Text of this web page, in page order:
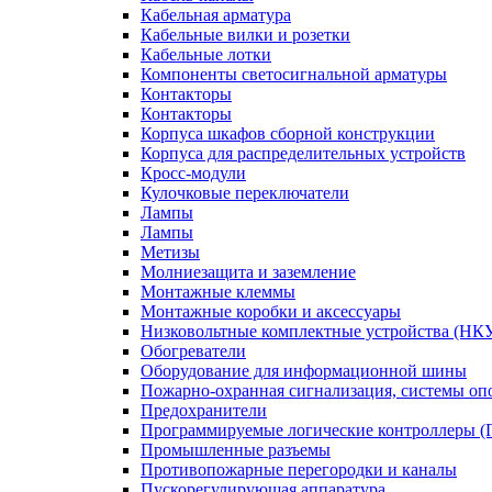
Кабельная арматура
Кабельные вилки и розетки
Кабельные лотки
Компоненты светосигнальной арматуры
Контакторы
Контакторы
Корпуса шкафов сборной конструкции
Корпуса для распределительных устройств
Кросс-модули
Кулочковые переключатели
Лампы
Лампы
Метизы
Молниезащита и заземление
Монтажные клеммы
Монтажные коробки и аксессуары
Низковольтные комплектные устройства
Обогреватели
Оборудование для информационной шины
Пожарно-охранная сигнализация, системы
Предохранители
Программируемые логические контроллеры
Промышленные разъемы
Противопожарные перегородки и каналы